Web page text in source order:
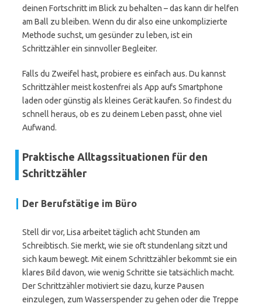
deinen Fortschritt im Blick zu behalten – das kann dir helfen
am Ball zu bleiben. Wenn du dir also eine unkomplizierte
Methode suchst, um gesünder zu leben, ist ein
Schrittzähler ein sinnvoller Begleiter.
Falls du Zweifel hast, probiere es einfach aus. Du kannst
Schrittzähler meist kostenfrei als App aufs Smartphone
laden oder günstig als kleines Gerät kaufen. So findest du
schnell heraus, ob es zu deinem Leben passt, ohne viel
Aufwand.
Praktische Alltagssituationen für den
Schrittzähler
Der Berufstätige im Büro
Stell dir vor, Lisa arbeitet täglich acht Stunden am
Schreibtisch. Sie merkt, wie sie oft stundenlang sitzt und
sich kaum bewegt. Mit einem Schrittzähler bekommt sie ein
klares Bild davon, wie wenig Schritte sie tatsächlich macht.
Der Schrittzähler motiviert sie dazu, kurze Pausen
einzulegen, zum Wasserspender zu gehen oder die Treppe